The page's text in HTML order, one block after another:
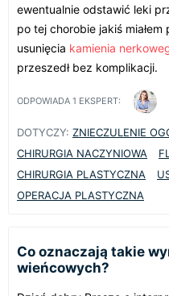
ewentualnie odstawić leki
po tej chorobie jakiś
usunięcia kamienia
przeszedł bez komplikacji.
ODPOWIADA 1 EKSPERT:
DOTYCZY: ZNIECZULENIE
CHIRURGIA NACZYNIOWA
CHIRURGIA PLASTYCZNA
OPERACJA PLASTYCZNA
Co oznaczają takie
wieńcowych?